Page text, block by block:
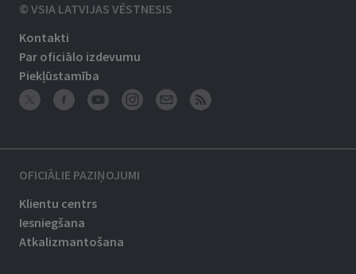
© VSIA LATVIJAS VĒSTNESIS
Kontakti
Par oficiālo izdevumu
Piekļūstamība
OFICIĀLIE PAZIŅOJUMI
Klientu centrs
Iesniegšana
Atkalizmantošana